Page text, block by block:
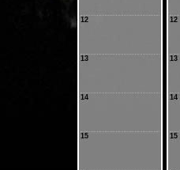
12
13
14
15
12
13
14
15